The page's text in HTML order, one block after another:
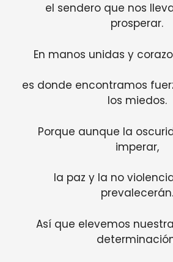
el sendero que nos
prosperar.
En manos unidas y
es donde encontramos
los miedos.
Porque aunque la
imperar,
la paz y la no
prevalecerán.
Así que elevemos